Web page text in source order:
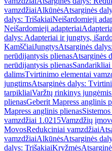
vamzdžiaiAlkūnėsAtsarginės
dalys: TrišakiaiNeišardomieji
Neišardomieji adapteriai
dalys: Adapteriai ir jungtys,
KamščiaiJungtysAtsarginės
nerūdijantysis plienasAtsarginės
nerūdijantysis plienas
dalimsTvirtinimo elementai
jungtimsAtsarginės dalys:
tarpikliaiVaržtų rinkinys
plienasGeberit Mapress anglinis
Mapress anglinis plienas
vamzdžiai 1.0215Vamzdžių
MovosRedukciniai vamzdžiai
vamzdžiaiAlkūnėsAtsarginės
dalys: TrišakiaiKryžmės